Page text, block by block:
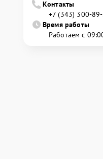
Контакты
+7 (343) 300-
Время работы
Работаем с